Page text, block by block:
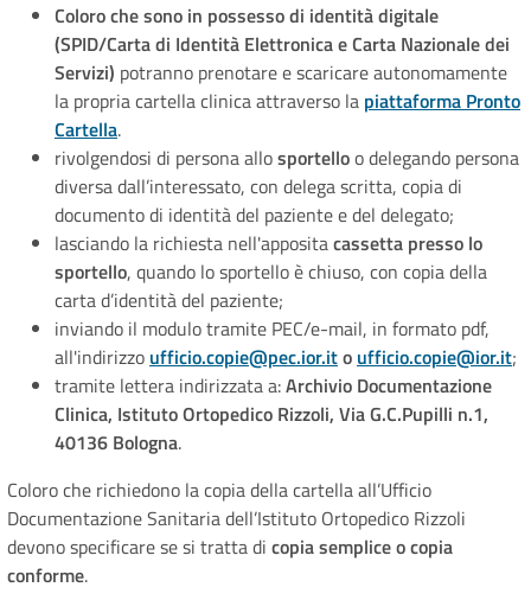
Coloro che sono in possesso di identità digitale
(SPID/Carta di Identità Elettronica e Carta Nazionale dei
Servizi) potranno prenotare e scaricare autonomamente
la propria cartella clinica attraverso la piattaforma Pronto
Cartella.
rivolgendosi di persona allosportelloo delegando persona
diversa dall’interessato, con delega scritta, copia di
documento di identità del paziente e del delegato;
lasciando la richiesta nell'appositacassetta presso lo
sportello, quando lo sportello è chiuso, con copia della
carta d’identità del paziente;
inviando il modulo tramite PEC/e-mail, in formato pdf,
all'indirizzo ufficio.copie@pec.ior.ito ufficio.copie@ior.it;
tramite lettera indirizzata a:Archivio Documentazione
Clinica, Istituto Ortopedico Rizzoli, Via G.C.Pupilli n.1,
40136 Bologna.
Coloro che richiedono la copia della cartella all’Ufficio
Documentazione Sanitaria dell’Istituto Ortopedico Rizzoli
devono specificare se si tratta di copia semplice o copia
conforme.